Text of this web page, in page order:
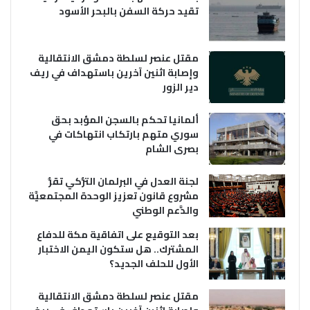
تقيد حركة السفن بالبحر الأسود
مقتل عنصر لسلطة دمشق الانتقالية
وإصابة اثنين آخرين باستهداف في ريف
دير الزور
ألمانيا تحكم بالسجن المؤبد بحق
سوري متهم بارتكاب انتهاكات في
بصرى الشام
لجنة العدل في البرلمان التُّركي تقرُّ
مشروع قانون تعزيز الوحدة المجتمعيَّة
والدَّعم الوطني
بعد التوقيع على اتفاقية مكة للدفاع
المشترك.. هل ستكون اليمن الاختبار
الأول للحلف الجديد؟
مقتل عنصر لسلطة دمشق الانتقالية